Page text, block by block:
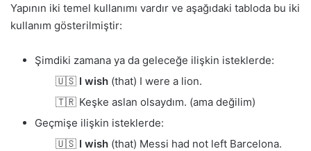
Yapının iki temel kullanımı vardır ve aşağıdaki tabloda bu iki
kullanım gösterilmiştir:
Şimdiki zamana ya da geleceğe ilişkin isteklerde:
🇺🇸 I wish (that) I were a lion.
🇹🇷 Keşke aslan olsaydım. (ama değilim)
Geçmişe ilişkin isteklerde:
🇺🇸 I wish (that) Messi had not left Barcelona.